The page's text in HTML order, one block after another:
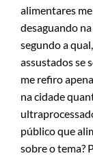
alimentares
desaguando
segundo a
assustados se
me refiro
na cidade
público que
sobre o tema?